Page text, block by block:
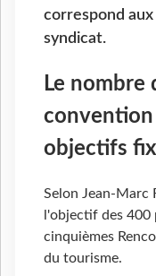
correspond
syndicat.
Le nombre
objectifs
Selon Jean-Marc
l'objectif des
cinquièmes
du tourisme.